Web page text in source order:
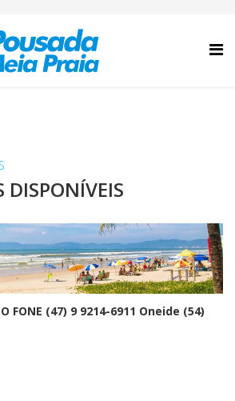
DISPONÍVEIS
FONE (47) 9 9214-6911 Oneide (54)